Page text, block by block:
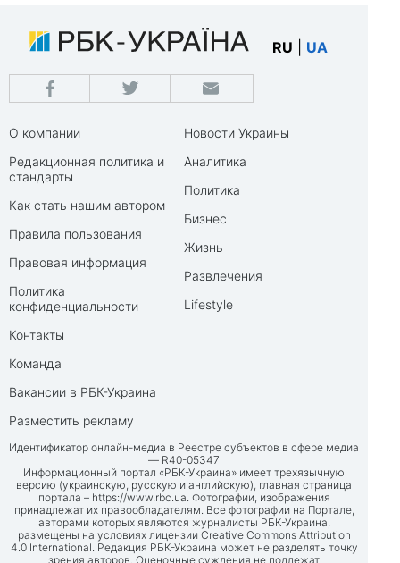
RU UA
О компании
Редакционная политика и
стандарты
Как стать нашим автором
Правила пользования
Правовая информация
Политика
конфиденциальности
Контакты
Команда
Вакансии в РБК-Украина
Разместить рекламу
Новости Украины
Аналитика
Политика
Бизнес
Жизнь
Развлечения
Lifestyle
Идентификатор онлайн-медиа в Реестре субъектов в сфере медиа
— R40-05347
Информационный портал «РБК-Украина» имеет трехязычную
версию (украинскую, русскую и английскую), главная страница
портала – https://www.rbc.ua. Фотографии, изображения
принадлежат их правообладателям. Все фотографии на Портале,
авторами которых являются журналисты РБК-Украина,
размещены на условиях лицензии Creative Commons Attribution
4.0 International. Редакция РБК-Украина может не разделять точку
зрения авторов. Оценочные суждения не подлежат